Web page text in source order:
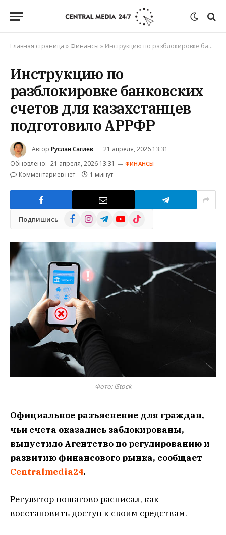
Главная страница » Финансы » Инструкцию по разблокировке банковских счетов для казахстанцев подготовило АРРФР
Инструкцию по
разблокировке банковских
счетов для казахстанцев
подготовило АРРФР
Автор Руслан Сагиев
21 апреля, 2026 13:31
Обновлено: 21 апреля, 2026 13:31 ФИНАНСЫ
Комментариев нет 1 минут
Подпишись FacebookInstagramTelegramYouTube
TikTok
Фото: iStock
Официальное разъяснение для граждан,
чьи счета оказались заблокированы,
выпустило Агентство по регулированию и
развитию финансового рынка, сообщает
Centralmedia24.
Регулятор пошагово расписал, как
восстановить доступ к своим средствам.